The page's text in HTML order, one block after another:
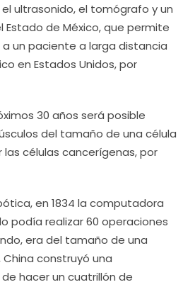
ultrasonido, el tomógrafo y un
Estado de México, que permite
un paciente a larga distancia
en Estados Unidos, por
30 años será posible
del tamaño de una célula
células cancerígenas, por
en 1834 la computadora
podía realizar 60 operaciones
era del tamaño de una
China construyó una
hacer un cuatrillón de